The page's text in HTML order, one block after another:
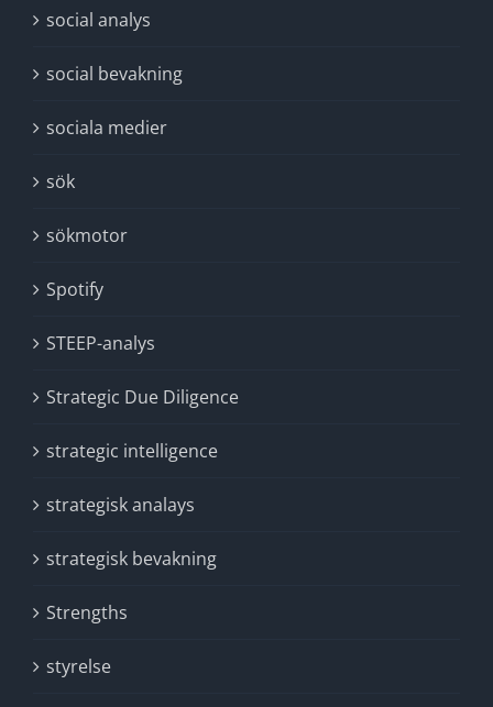
social analys
social bevakning
sociala medier
sök
sökmotor
Spotify
STEEP-analys
Strategic Due Diligence
strategic intelligence
strategisk analays
strategisk bevakning
Strengths
styrelse